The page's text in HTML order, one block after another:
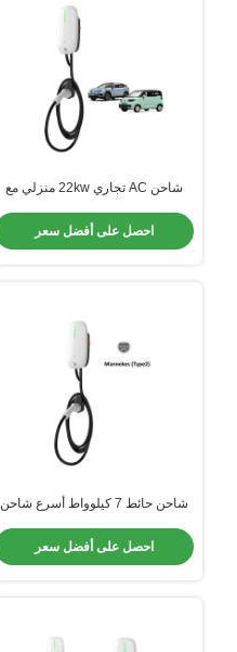
شاحن AC تجاري 22kw منزلي مع
Type2
احصل على أفضل سعر
شاحن حائط 7 كيلوواط أسرع شاحن
Type2 Connector
احصل على أفضل سعر